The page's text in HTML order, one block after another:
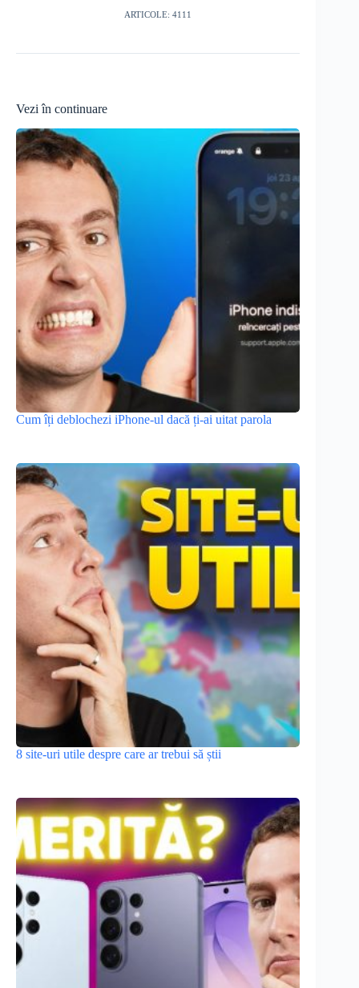
ARTICOLE: 4111
Vezi în continuare
Cum îți deblochezi iPhone-ul dacă ți-ai uitat parola
8 site-uri utile despre care ar trebui să știi